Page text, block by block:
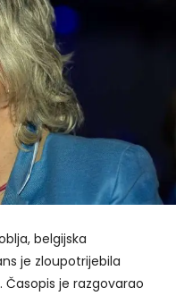
belgijska
je zloupotrijebila
Časopis je razgovarao